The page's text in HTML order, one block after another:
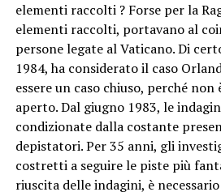
elementi raccolti ? Forse per la
elementi raccolti, portavano al
persone legate al Vaticano. Di
1984, ha considerato il caso
essere un caso chiuso, perché
aperto. Dal giugno 1983, le
condizionate dalla costante
depistatori. Per 35 anni, gli
costretti a seguire le piste più
riuscita delle indagini, è